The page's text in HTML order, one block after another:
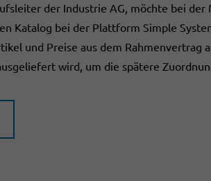
der Industrie AG, möchte bei
Katalog bei der Plattform Simple
und Preise aus dem
wird, um die spätere